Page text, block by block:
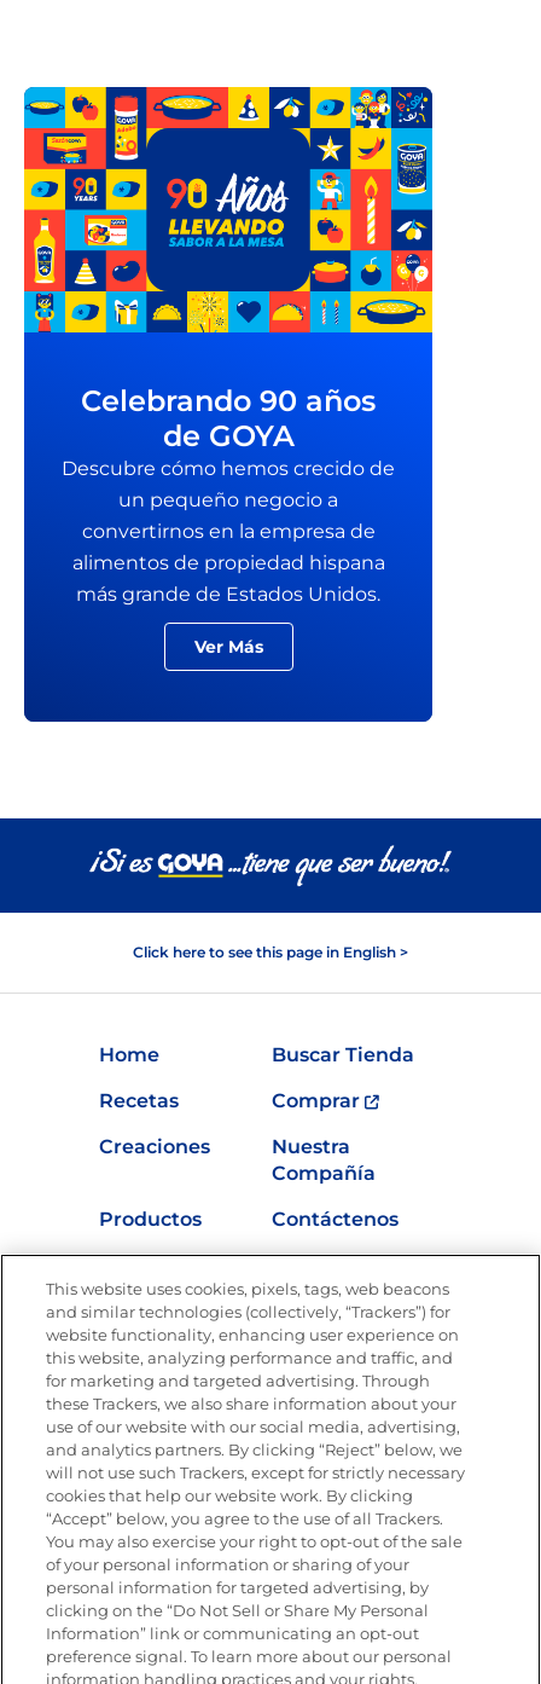
Celebrando 90 años
de GOYA
Descubre cómo hemos crecido de
un pequeño negocio a
convertirnos en la empresa de
alimentos de propiedad hispana
más grande de Estados Unidos.
Ver Más
Click here to see this page in English >
Home
Buscar Tienda
Recetas
Comprar
Creaciones
Nuestra
Compañía
Productos
Contáctenos
Nutrición
Únete a La Cocina Goya®
Recibe Nuevas Recetas, Ofertas Especiales y
Promociones
Email(Obligatorio)
SÍGUENOS EN LAS REDES SOCIALES
This website uses cookies, pixels, tags, web beacons
and similar technologies (collectively, “Trackers”) for
website functionality, enhancing user experience on
this website, analyzing performance and traffic, and
for marketing and targeted advertising. Through
these Trackers, we also share information about your
use of our website with our social media, advertising,
and analytics partners. By clicking “Reject” below, we
will not use such Trackers, except for strictly necessary
cookies that help our website work. By clicking
“Accept” below, you agree to the use of all Trackers.
You may also exercise your right to opt-out of the sale
of your personal information or sharing of your
personal information for targeted advertising, by
clicking on the “Do Not Sell or Share My Personal
Information” link or communicating an opt-out
preference signal. To learn more about our personal
information handling practices and your rights,